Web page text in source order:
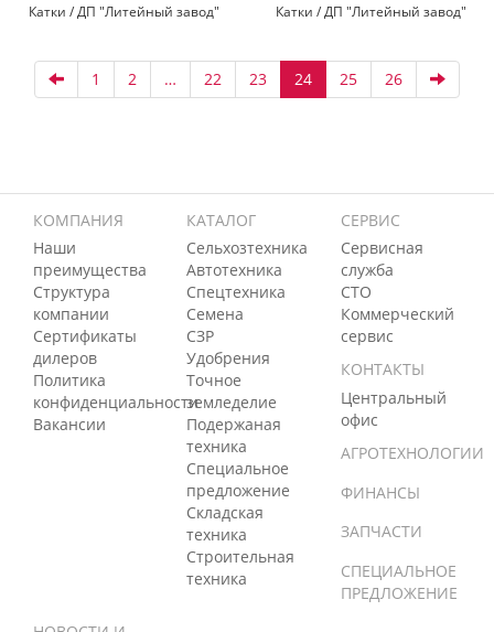
Катки / ДП "Литейный завод" Катки / ДП "Литейный завод"
1 2 … 22 23 24 25 26
КОМПАНИЯ
Наши
преимущества
Структура
компании
Сертификаты
дилеров
Политика
конфиденциальности
Вакансии
КАТАЛОГ
Сельхозтехника
Автотехника
Спецтехника
Семена
СЗР
Удобрения
Точное
земледелие
Подержаная
техника
Специальное
предложение
Складская
техника
Строительная
техника
СЕРВИС
Сервисная
служба
СТО
Коммерческий
сервис
КОНТАКТЫ
Центральный
офис
АГРОТЕХНОЛОГИИ
ФИНАНСЫ
ЗАПЧАСТИ
СПЕЦИАЛЬНОЕ
ПРЕДЛОЖЕНИЕ